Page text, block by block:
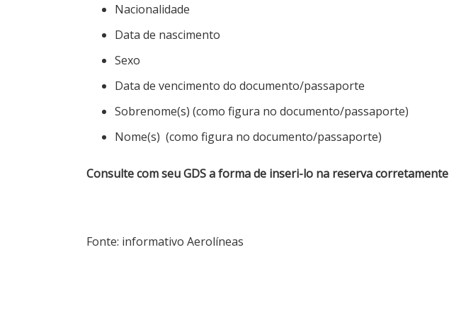
Nacionalidade
Data de nascimento
Sexo
Data de vencimento do documento/passaporte
Sobrenome(s) (como figura no documento/passaporte)
Nome(s) (como figura no documento/passaporte)
​​​​​​​Consulte com seu GDS a forma de inseri-lo na reserva corretamente
Fonte: informativo Aerolíneas